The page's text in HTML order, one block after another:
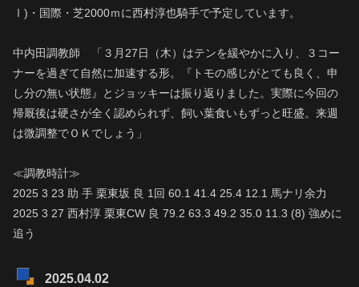
Ⅰ)・国際・芝2000ｍに西村淳也騎手で予定しています。
中内田調教師 「３月27日（木）はテンを緩やかに入り、３コー
ナーを過ぎて自然に加速する形。『トモの感じがとても良く、申
し分の無い状態』とジョッキーは振り返りました。実際に今回の
帰厩後は硬さが全く認められず、飼い葉食いもずっと旺盛。来週
は微調整でＯＫでしょう」
≪調教時計≫
2025 3 23 助 手 栗東坂 良 1回 60.1 41.4 25.4 12.1 馬ナリ余力
2025 3 27 西村淳 栗東CW 良 79.2 63.3 49.2 35.0 11.3 (8) 強めに
追う
2025.04.02